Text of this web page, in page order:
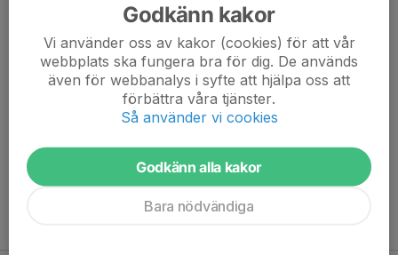
Dela nyhet
Godkänn kakor
Vi använder oss av kakor (cookies) för att vår
webbplats ska fungera bra för dig. De används
även för webbanalys i syfte att hjälpa oss att
förbättra våra tjänster.
Så använder vi cookies
Godkänn alla kakor
Bara nödvändiga